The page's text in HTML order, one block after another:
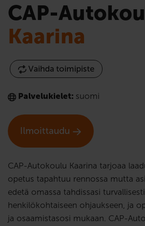
CAP-
Kaarina
Vaihda toimipiste
Palvelukielet: suomi
Ilmoittaudu
CAP-Autokoulu Kaarina tarjoaa
opetus tapahtuu rennossa mutta
edetä omassa tahdissasi
henkilökohtaiseen ohjaukseen, ja
ja osaamistasosi mukaan. CAP-